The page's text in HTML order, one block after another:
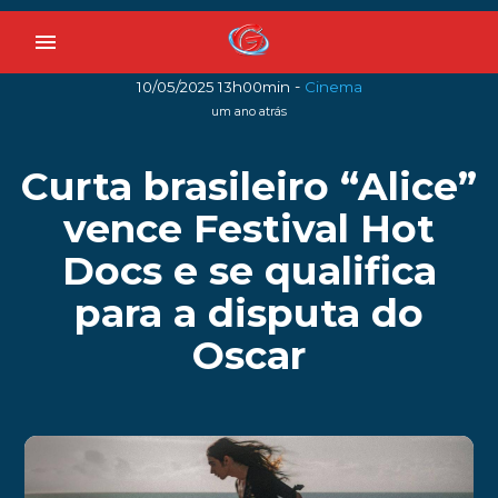
menu
10/05/2025 13h00min - Cinema
um ano atrás
Curta brasileiro “Alice”
vence Festival Hot
Docs e se qualifica
para a disputa do
Oscar